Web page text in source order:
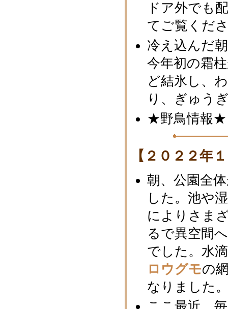
ドア外でも
てご覧くだ
冷え込んだ
今年初の霜
ど結氷し、
り、ぎゅう
★野鳥情報★
【２０２２年
朝、公園全
した。池や
によりさま
るで異空間
でした。水
ロウグモの
なりました